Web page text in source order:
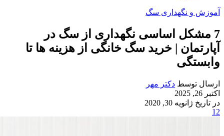
آموزش و نگهداری سگ
7 مشکل اساسی نگهداری از سگ در
آپارتمان | خرید سگ خانگی از هزینه ها تا
وابستگی
ارسال توسط دکتر مهر
اکتبر 26, 2025
در تاریخ ژانویه 30, 2020
12